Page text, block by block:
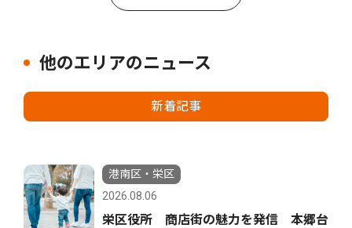
他のエリアのニュース
新着記事
港南区・栄区
2026.08.06
栄区役所 商店街の魅力を発信 本郷台